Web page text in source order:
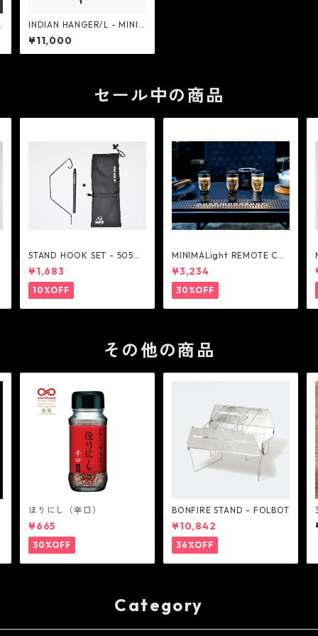
INDIAN HANGER/L - MINIM
AL WORKS
¥11,000
セール中の商品
STAND HOOK SET - 5050
WORKSHOP
¥1,683
10%OFF
MINIMALight REMOTE CO
NTROL 2.0 - 5050WORKS
HOP
¥3,234
30%OFF
その他の商品
ほりにし（辛口）
¥665
30%OFF
BONFIRE STAND - FOLBOT
¥10,842
36%OFF
Category